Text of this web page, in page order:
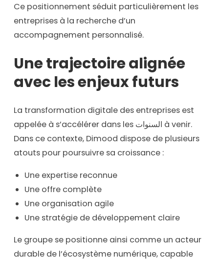
Ce positionnement séduit particulièrement les
entreprises à la recherche d’un
accompagnement personnalisé.
Une trajectoire alignée
avec les enjeux futurs
La transformation digitale des entreprises est
appelée à s’accélérer dans les السنوات à venir.
Dans ce contexte, Dimood dispose de plusieurs
atouts pour poursuivre sa croissance :
Une expertise reconnue
Une offre complète
Une organisation agile
Une stratégie de développement claire
Le groupe se positionne ainsi comme un acteur
durable de l’écosystème numérique, capable